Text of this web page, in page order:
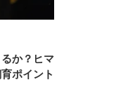
か？ヒマ
ポイント